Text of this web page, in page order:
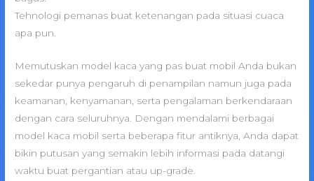
Tehnologi pemanas buat ketenangan pada situasi cuaca
apa pun.
Memutuskan model kaca yang pas buat mobil Anda bukan
sekedar punya pengaruh di penampilan namun juga pada
keamanan, kenyamanan, serta pengalaman berkendaraan
dengan cara seluruhnya. Dengan mendalami berbagai
model kaca mobil serta beberapa fitur antiknya, Anda dapat
bikin putusan yang semakin lebih informasi pada datangi
waktu buat pergantian atau up-grade.